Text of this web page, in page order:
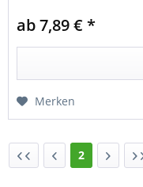
ab 7,89 € *
Merken
2